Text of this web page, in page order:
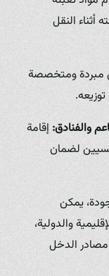
النقل
مبردة ومتخصصة
والفنادق:إقامة
لضمان
يمكن
والدولية،
الدخل